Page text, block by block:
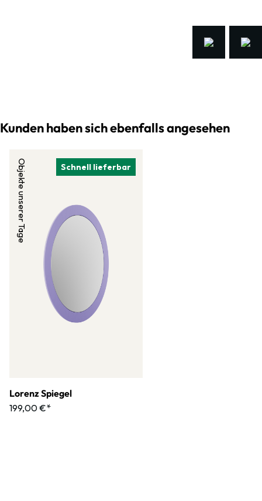
Kunden haben sich ebenfalls angesehen
Schnell lieferbar
Objekte unserer Tage
Lorenz Spiegel
199,00 €*